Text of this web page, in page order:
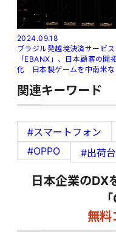
2024.09.18
ブラジル発越境決済サービス
「EBANX」、日本顧客の開
化 日本製ゲームを中南米な
関連キーワード
#スマートフォン
#OPPO
#出荷
日本企業のDX
無料